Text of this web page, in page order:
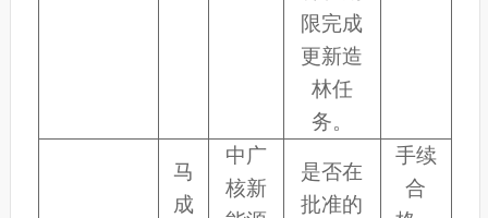
限完成
更新造
林任
务。
马
成
中广
核新
是否在
批准的
手续
合